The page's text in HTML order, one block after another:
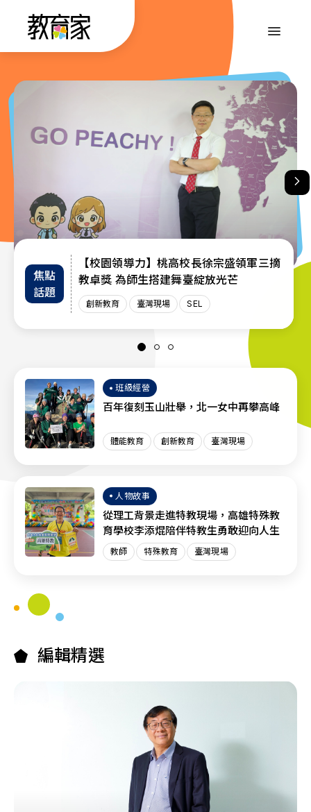
容
焦點
話題
【校園領導力】桃高校長徐宗盛領軍三摘
教卓獎 為師生搭建舞臺綻放光芒
創新教育 臺灣現場 SEL
教師
增能
教育部首辦「大專院校通識教育教師交流
工作坊」 共創AI與永續未來課堂
創新教育 臺灣現場 AI教育
趨勢
政策
退而不休，無私奉獻─教育部公布115年
教育奉獻獎獲獎名單
教師 教育奉獻獎 臺灣現場
班級經營
百年復刻玉山壯舉，北一女中再攀高峰
體能教育 創新教育 臺灣現場
人物故事
從理工背景走進特教現場，高雄特殊教
育學校李添焜陪伴特教生勇敢迎向人生
教師 特殊教育 臺灣現場
編輯精選